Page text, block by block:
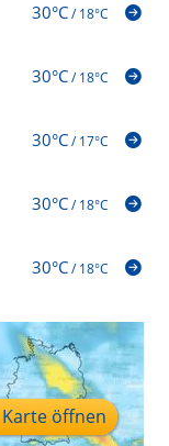
30°C/18°C
30°C/18°C
30°C/17°C
30°C/18°C
30°C/18°C
Karte öffnen